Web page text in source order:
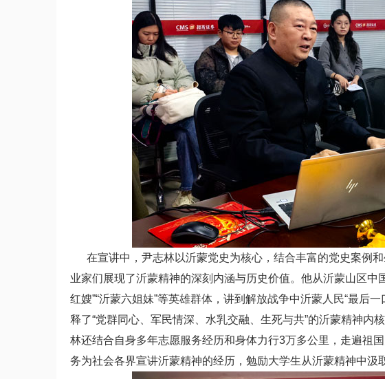
在宣讲中，尹志林以沂蒙党史为核心，结合丰富的党史案例
业家们展现了沂蒙精神的深刻内涵与历史价值。他从沂蒙山区
红嫂”“沂蒙六姐妹”等英雄群体，讲到解放战争中沂蒙人民“最后
释了“党群同心、军民情深、水乳交融、生死与共”的沂蒙精神内
林还结合自身多年志愿服务经历和身体力行3万多公里，走遍祖
务为社会各界宣讲沂蒙精神的经历，勉励大学生从沂蒙精神中汲